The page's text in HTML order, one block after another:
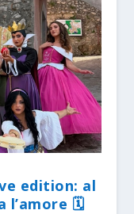
edition: al
l’amore 🗓